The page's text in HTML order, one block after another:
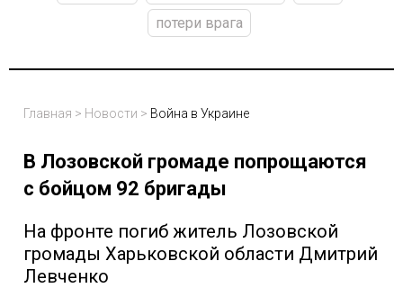
потери врага
Главная > Новости > Война в Украине
В Лозовской громаде попрощаются
с бойцом 92 бригады
На фронте погиб житель Лозовской
громады Харьковской области Дмитрий
Левченко